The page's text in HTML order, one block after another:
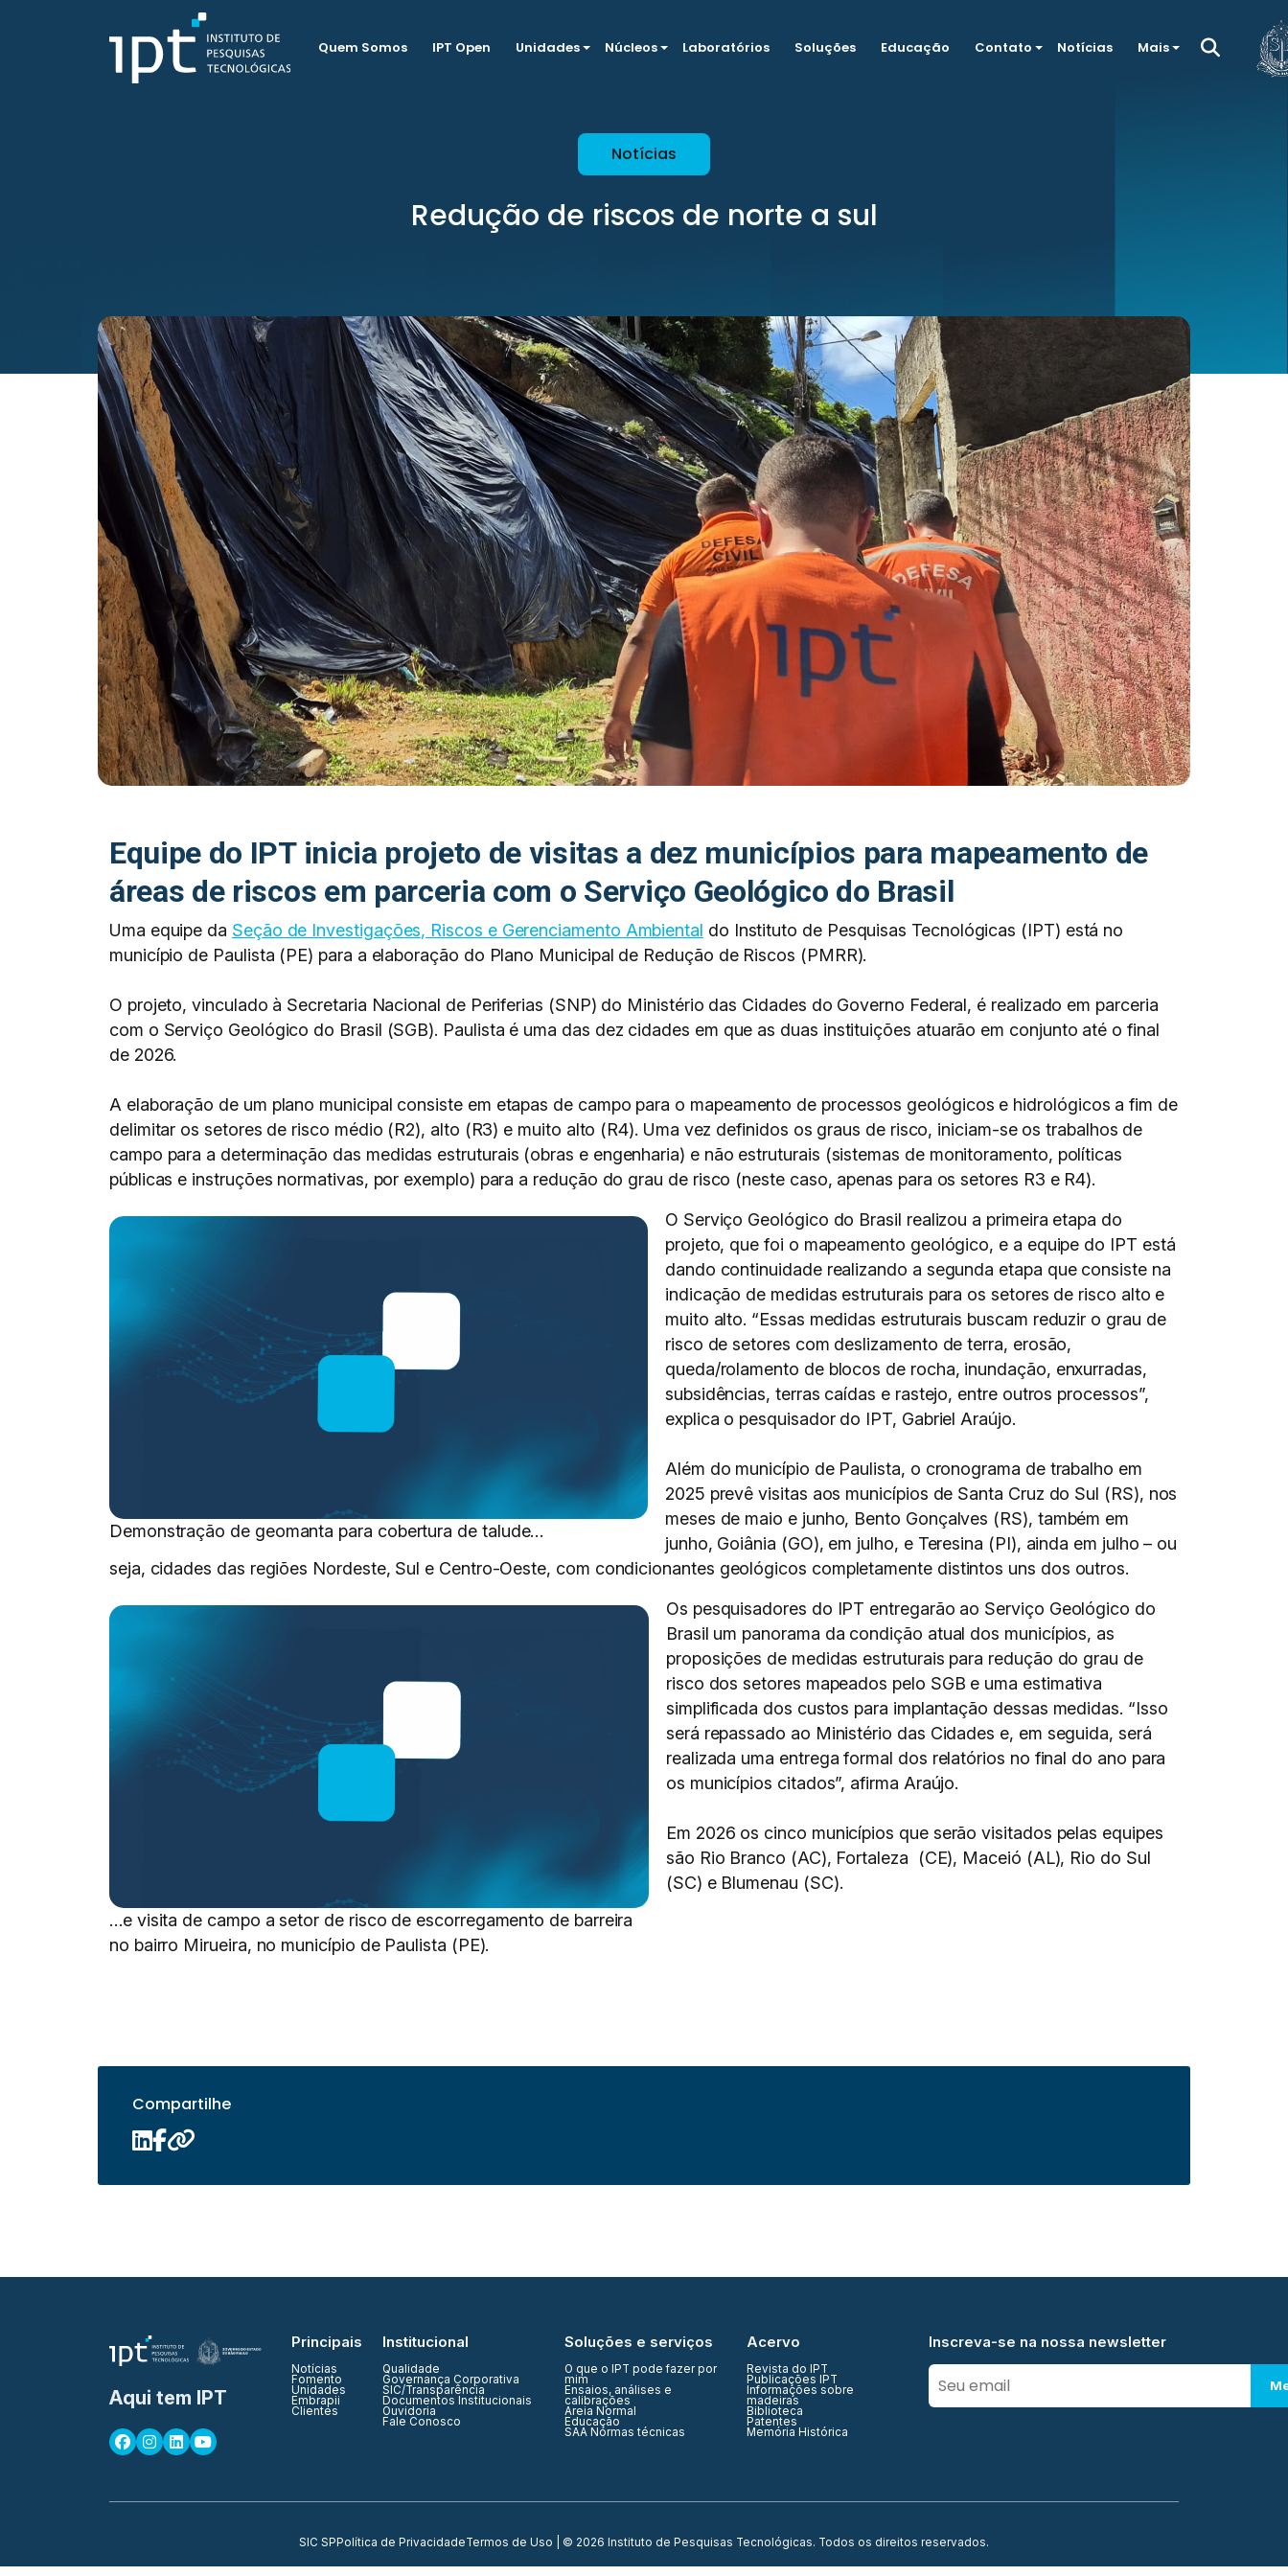
Quem Somos IPT Open Unidades Núcleos Laboratórios Soluções Educação Contato Notícias Mais
Notícias
Redução de riscos de norte a sul
Equipe do IPT inicia projeto de visitas a dez municípios para mapeamento de
áreas de riscos em parceria com o Serviço Geológico do Brasil
Uma equipe da Seção de Investigações, Riscos e Gerenciamento Ambiental do Instituto de Pesquisas Tecnológicas (IPT) está no
município de Paulista (PE) para a elaboração do Plano Municipal de Redução de Riscos (PMRR).
O projeto, vinculado à Secretaria Nacional de Periferias (SNP) do Ministério das Cidades do Governo Federal, é realizado em parceria
com o Serviço Geológico do Brasil (SGB). Paulista é uma das dez cidades em que as duas instituições atuarão em conjunto até o final
de 2026.
A elaboração de um plano municipal consiste em etapas de campo para o mapeamento de processos geológicos e hidrológicos a fim de
delimitar os setores de risco médio (R2), alto (R3) e muito alto (R4). Uma vez definidos os graus de risco, iniciam-se os trabalhos de
campo para a determinação das medidas estruturais (obras e engenharia) e não estruturais (sistemas de monitoramento, políticas
públicas e instruções normativas, por exemplo) para a redução do grau de risco (neste caso, apenas para os setores R3 e R4).
Demonstração de geomanta para cobertura de talude…
O Serviço Geológico do Brasil realizou a primeira etapa do
projeto, que foi o mapeamento geológico, e a equipe do IPT está
dando continuidade realizando a segunda etapa que consiste na
indicação de medidas estruturais para os setores de risco alto e
muito alto. “Essas medidas estruturais buscam reduzir o grau de
risco de setores com deslizamento de terra, erosão,
queda/rolamento de blocos de rocha, inundação, enxurradas,
subsidências, terras caídas e rastejo, entre outros processos”,
explica o pesquisador do IPT, Gabriel Araújo.
Além do município de Paulista, o cronograma de trabalho em
2025 prevê visitas aos municípios de Santa Cruz do Sul (RS), nos
meses de maio e junho, Bento Gonçalves (RS), também em
junho, Goiânia (GO), em julho, e Teresina (PI), ainda em julho – ou
seja, cidades das regiões Nordeste, Sul e Centro-Oeste, com condicionantes geológicos completamente distintos uns dos outros.
…e visita de campo a setor de risco de escorregamento de barreira
no bairro Mirueira, no município de Paulista (PE).
Os pesquisadores do IPT entregarão ao Serviço Geológico do
Brasil um panorama da condição atual dos municípios, as
proposições de medidas estruturais para redução do grau de
risco dos setores mapeados pelo SGB e uma estimativa
simplificada dos custos para implantação dessas medidas. “Isso
será repassado ao Ministério das Cidades e, em seguida, será
realizada uma entrega formal dos relatórios no final do ano para
os municípios citados”, afirma Araújo.
Em 2026 os cinco municípios que serão visitados pelas equipes
são Rio Branco (AC), Fortaleza (CE), Maceió (AL), Rio do Sul
(SC) e Blumenau (SC).
Compartilhe
Aqui tem IPT
Principais
Notícias
Fomento
Unidades
Embrapii
Clientes
Institucional
Qualidade
Governança Corporativa
SIC/Transparência
Documentos Institucionais
Ouvidoria
Fale Conosco
Soluções e serviços
O que o IPT pode fazer por
mim
Ensaios, análises e
calibrações
Areia Normal
Educação
SAA Normas técnicas
Acervo
Revista do IPT
Publicações IPT
Informações sobre
madeiras
Biblioteca
Patentes
Memória Histórica
Inscreva-se na nossa newsletter
SIC SPPolítica de PrivacidadeTermos de Uso | © 2026 Instituto de Pesquisas Tecnológicas. Todos os direitos reservados.